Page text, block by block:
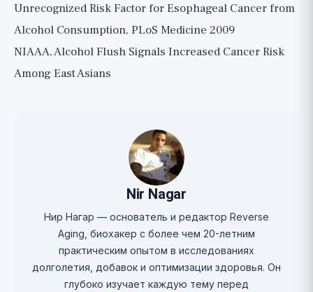
Unrecognized Risk Factor for Esophageal Cancer from
Alcohol Consumption, PLoS Medicine 2009
NIAAA, Alcohol Flush Signals Increased Cancer Risk
Among East Asians
Nir Nagar
Нир Нагар — основатель и редактор Reverse
Aging, биохакер с более чем 20-летним
практическим опытом в исследованиях
долголетия, добавок и оптимизации здоровья. Он
глубоко изучает каждую тему перед